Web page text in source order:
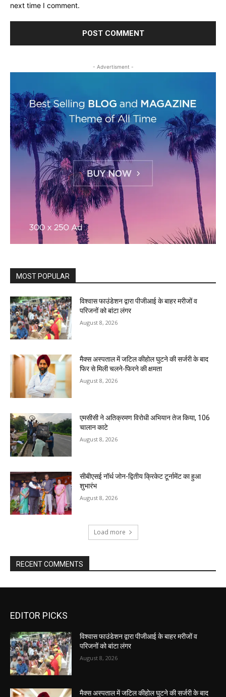
next time I comment.
- Advertisment -
MOST POPULAR
विश्वास फाउंडेशन द्वारा पीजीआई के बाहर मरीजों व
परिजनों को बांटा लंगर
August 8, 2026
मैक्स अस्पताल में जटिल कीहोल घुटने की सर्जरी के बाद
फिर से मिली चलने-फिरने की क्षमता
August 8, 2026
एमसीसी ने अतिक्रमण विरोधी अभियान तेज किया, 106
चालान काटे
August 8, 2026
सीबीएसई नॉर्थ जोन-द्वितीय क्रिकेट टूर्नामेंट का हुआ
शुभारंभ
August 8, 2026
Load more
RECENT COMMENTS
EDITOR PICKS
विश्वास फाउंडेशन द्वारा पीजीआई के बाहर मरीजों व
परिजनों को बांटा लंगर
August 8, 2026
मैक्स अस्पताल में जटिल कीहोल घुटने की सर्जरी के बाद